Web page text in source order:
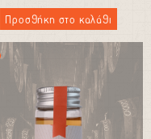
Προσθήκη στο καλάθι